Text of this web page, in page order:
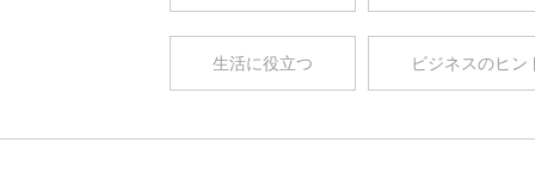
生活に役立つ ビジネスのヒン